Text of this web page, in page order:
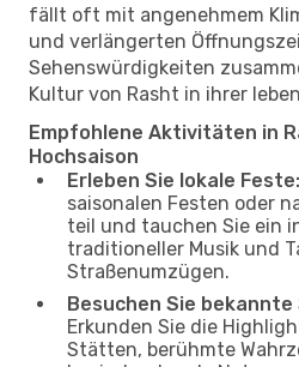
fällt oft mit angenehmem
und verlängerten
Sehenswürdigkeiten
Kultur von Rasht in ihrer
Empfohlene Aktivitäten in
Hochsaison
Erleben Sie lokale Feste:
saisonalen Festen oder
teil und tauchen Sie ein
traditioneller Musik und
Straßenumzügen.
Besuchen Sie
Erkunden Sie die
Stätten, berühmte